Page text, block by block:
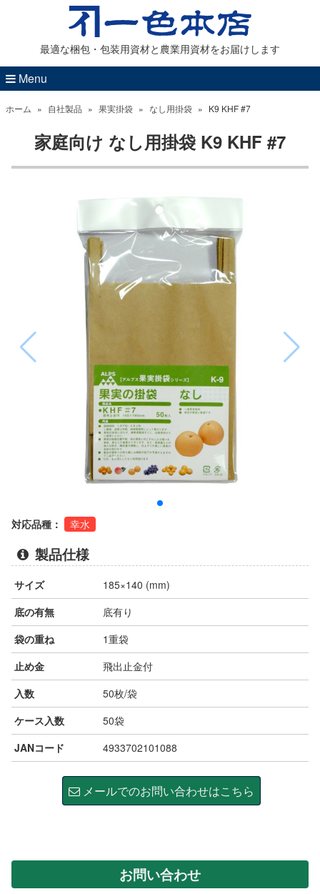
最適な梱包・包装用資材と農業用資材をお届けします
Menu
ホーム » 自社製品 » 果実掛袋 » なし用掛袋 » K9 KHF #7
家庭向け なし用掛袋 K9 KHF #7
対応品種： 幸水
製品仕様
サイズ
185×140 (mm)
底の有無
底有り
袋の重ね
1重袋
止め金
飛出止金付
入数
50枚/袋
ケース入数
50袋
JANコード
4933702101088
メールでのお問い合わせはこちら
お問い合わせ